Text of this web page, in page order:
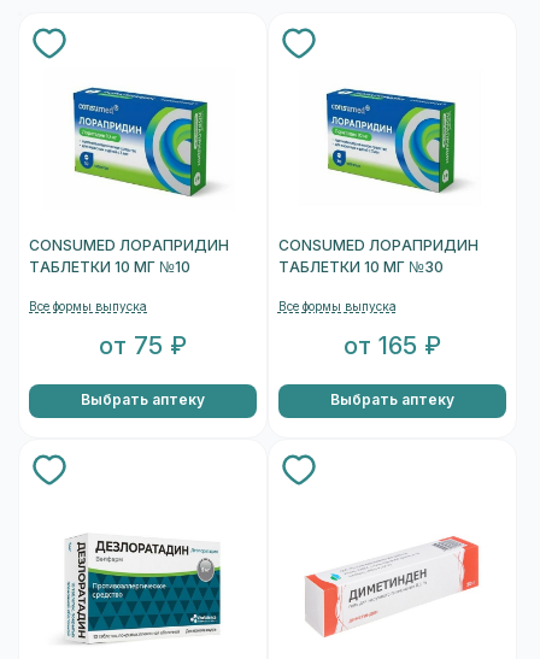
CONSUMED ЛОРАПРИДИН
ТАБЛЕТКИ 10 МГ №10
Все формы выпуска
от 75 ₽
Выбрать аптеку
CONSUMED ЛОРАПРИДИН
ТАБЛЕТКИ 10 МГ №30
Все формы выпуска
от 165 ₽
Выбрать аптеку